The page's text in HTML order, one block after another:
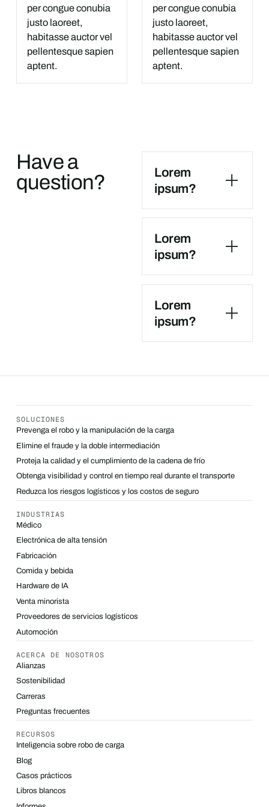
per congue conubia
justo laoreet,
habitasse auctor vel
pellentesque sapien
aptent.
per congue conubia
justo laoreet,
habitasse auctor vel
pellentesque sapien
aptent.
Have a
question?
Lorem
ipsum?
Lorem
ipsum?
Lorem
ipsum?
SOLUCIONES
Prevenga el robo y la manipulación de la carga
Elimine el fraude y la doble intermediación
Proteja la calidad y el cumplimiento de la cadena de frío
Obtenga visibilidad y control en tiempo real durante el transporte
Reduzca los riesgos logísticos y los costos de seguro
INDUSTRIAS
Médico
Electrónica de alta tensión
Fabricación
Comida y bebida
Hardware de IA
Venta minorista
Proveedores de servicios logísticos
Automoción
ACERCA DE NOSOTROS
Alianzas
Sostenibilidad
Carreras
Preguntas frecuentes
RECURSOS
Inteligencia sobre robo de carga
Blog
Casos prácticos
Libros blancos